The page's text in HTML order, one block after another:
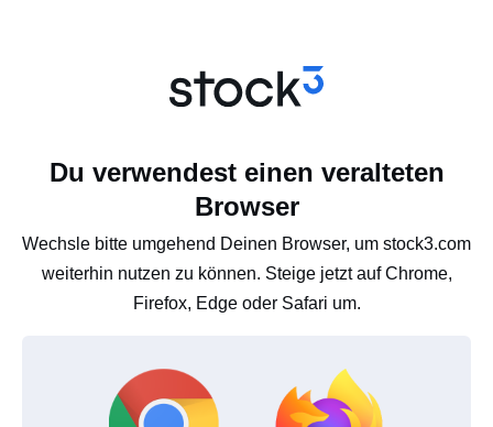
Du verwendest einen veralteten
Browser
Wechsle bitte umgehend Deinen Browser, um stock3.com
weiterhin nutzen zu können. Steige jetzt auf Chrome,
Firefox, Edge oder Safari um.